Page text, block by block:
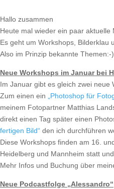
Hallo zusammen
Heute mal wieder ein paar aktuelle
Es geht um Workshops, Bilderklau
Also im Prinzip bekannte Themen:-)
Neue Workshops im Januar bei
Im Januar gibt es gleich zwei neue
Zum einen ein
„Photoshop für
meinem Fotopartner Matthias
direkt einen Tag später einen
fertigen Bild“ den ich durchführen
Diese Workshops finden am 16.
Heidelberg und Mannheim statt
Mehr Infos und Buchung über
Neue Podcastfolge „Alessandro“